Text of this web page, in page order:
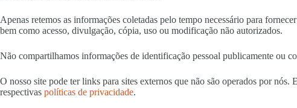
Apenas retemos as informações coletadas pelo tempo necessário para
bem como acesso, divulgação, cópia, uso ou modificação não autorizados.
Não compartilhamos informações de identificação pessoal publicamente ou
O nosso site pode ter links para sites externos que não são operados por
respectivas políticas de privacidade.